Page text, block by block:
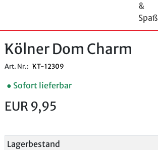
&
Spaß
Kölner Dom Charm
Art. Nr.: KT-12309
● Sofort lieferbar
EUR 9,95
Lagerbestand